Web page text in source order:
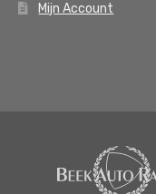
Mijn Account